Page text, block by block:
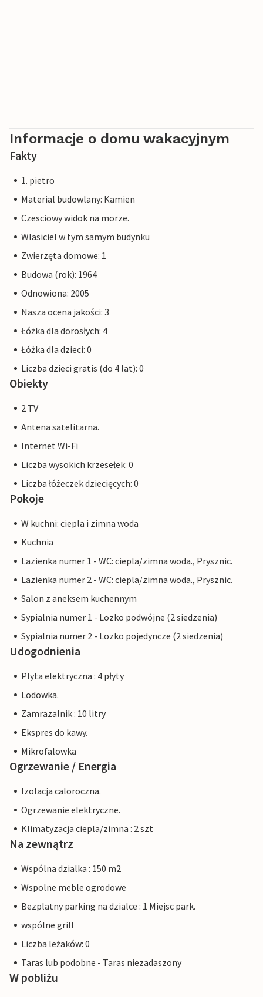
Informacje o domu wakacyjnym
Fakty
1. pietro
Material budowlany: Kamien
Czesciowy widok na morze.
Wlasiciel w tym samym budynku
Zwierzęta domowe: 1
Budowa (rok): 1964
Odnowiona: 2005
Nasza ocena jakości: 3
Łóżka dla dorosłych: 4
Łóżka dla dzieci: 0
Liczba dzieci gratis (do 4 lat): 0
Obiekty
2 TV
Antena satelitarna.
Internet Wi-Fi
Liczba wysokich krzesełek: 0
Liczba łóżeczek dziecięcych: 0
Pokoje
W kuchni: ciepla i zimna woda
Kuchnia
Lazienka numer 1 - WC: ciepla/zimna woda., Prysznic.
Lazienka numer 2 - WC: ciepla/zimna woda., Prysznic.
Salon z aneksem kuchennym
Sypialnia numer 1 - Lozko podwójne (2 siedzenia)
Sypialnia numer 2 - Lozko pojedyncze (2 siedzenia)
Udogodnienia
Plyta elektryczna : 4 płyty
Lodowka.
Zamrazalnik : 10 litry
Ekspres do kawy.
Mikrofalowka
Ogrzewanie / Energia
Izolacja caloroczna.
Ogrzewanie elektryczne.
Klimatyzacja ciepla/zimna : 2 szt
Na zewnątrz
Wspólna dzialka : 150 m2
Wspolne meble ogrodowe
Bezplatny parking na dzialce : 1 Miejsc park.
wspólne grill
Liczba leżaków: 0
Taras lub podobne - Taras niezadaszony
W pobliżu